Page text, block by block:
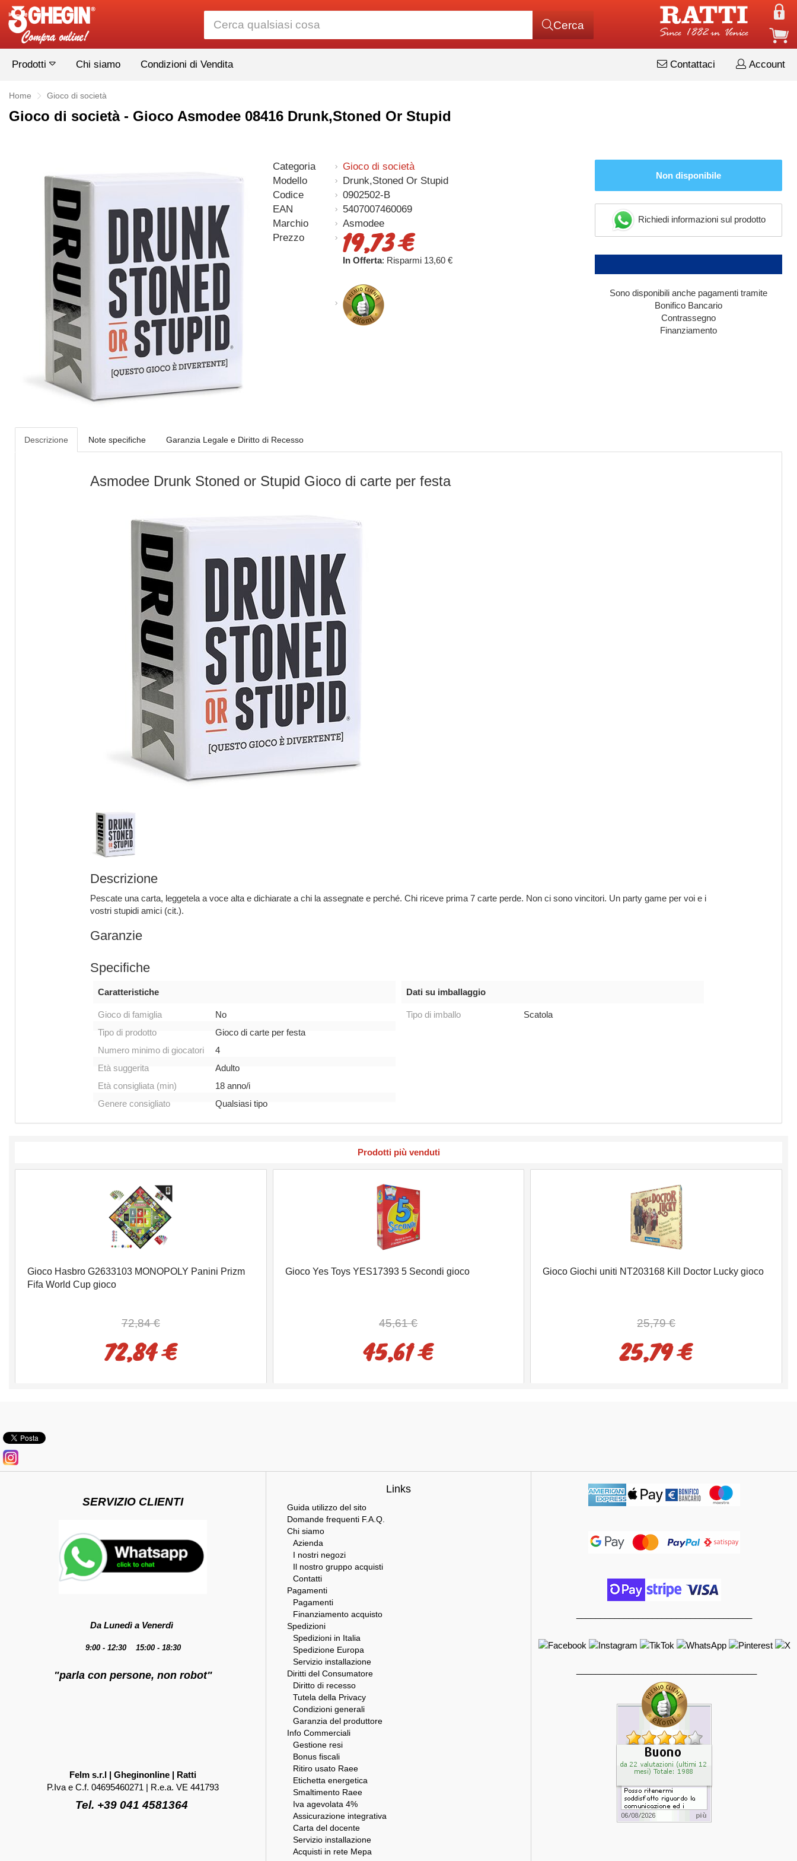
Cerca
Prodotti Chi siamo Condizioni di Vendita Account
Contattaci
Home Gioco di società
Gioco di società - Gioco Asmodee 08416 Drunk,Stoned Or Stupid
Categoria
Gioco di società
Modello
Drunk,Stoned Or Stupid
Codice
0902502-B
EAN
5407007460069
Marchio
Asmodee
Prezzo
19,73 €
In Offerta: Risparmi 13,60 €
Non disponibile
Richiedi informazioni sul prodotto
Sono disponibili anche pagamenti tramite
Bonifico Bancario
Contrassegno
Finanziamento
Descrizione Note specifiche Garanzia Legale e Diritto di Recesso
Asmodee Drunk Stoned or Stupid Gioco di carte per festa
Descrizione
Pescate una carta, leggetela a voce alta e dichiarate a chi la assegnate e perché. Chi riceve prima 7 carte perde. Non ci sono vincitori. Un party game per voi e i
vostri stupidi amici (cit.).
Garanzie
Specifiche
Caratteristiche
Gioco di famiglia
No
Tipo di prodotto
Gioco di carte per festa
Numero minimo di giocatori
4
Età suggerita
Adulto
Età consigliata (min)
18 anno/i
Genere consigliato
Qualsiasi tipo
Dati su imballaggio
Tipo di imballo Scatola
Prodotti più venduti
Gioco Hasbro G2633103 MONOPOLY Panini Prizm
Fifa World Cup gioco
72,84 €
72,84 €
Gioco Yes Toys YES17393 5 Secondi gioco
45,61 €
45,61 €
Gioco Giochi uniti NT203168 Kill Doctor Lucky gioco
25,79 €
25,79 €
SERVIZIO CLIENTI
Da Lunedì a Venerdì
9:00 - 12:30 15:00 - 18:30
"parla con persone, non robot"
Felm s.r.l | Gheginonline | Ratti
P.Iva e C.f. 04695460271 | R.e.a. VE 441793
Tel. +39 041 4581364
Links
Guida utilizzo del sito
Domande frequenti F.A.Q.
Chi siamo
Azienda
I nostri negozi
Il nostro gruppo acquisti
Contatti
Pagamenti
Pagamenti
Finanziamento acquisto
Spedizioni
Spedizioni in Italia
Spedizione Europa
Servizio installazione
Diritti del Consumatore
Diritto di recesso
Tutela della Privacy
Condizioni generali
Garanzia del produttore
Info Commerciali
Gestione resi
Bonus fiscali
Ritiro usato Raee
Etichetta energetica
Smaltimento Raee
Iva agevolata 4%
Assicurazione integrativa
Carta del docente
Servizio installazione
Acquisti in rete Mepa